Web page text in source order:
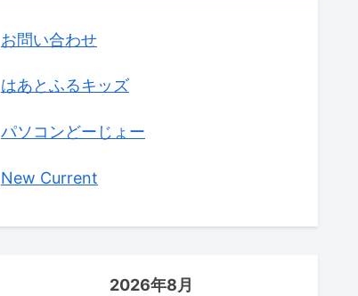
お問い合わせ
はあとふるキッズ
パソコンどーじょー
New Current
2026年8月